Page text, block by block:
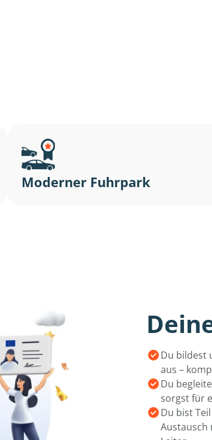
Moderner Fuhrpark
Du bildest
aus –
Du
sorgst für
Du bist
Austausch